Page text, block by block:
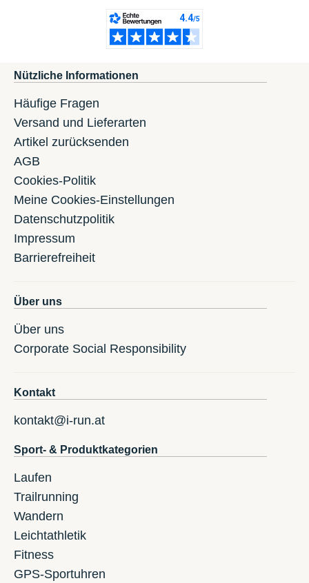
Nützliche Informationen
Häufige Fragen
Versand und Lieferarten
Artikel zurücksenden
AGB
Cookies-Politik
Meine Cookies-Einstellungen
Datenschutzpolitik
Impressum
Barrierefreiheit
Über uns
Über uns
Corporate Social Responsibility
Kontakt
kontakt@i-run.at
Sport- & Produktkategorien
Laufen
Trailrunning
Wandern
Leichtathletik
Fitness
GPS-Sportuhren